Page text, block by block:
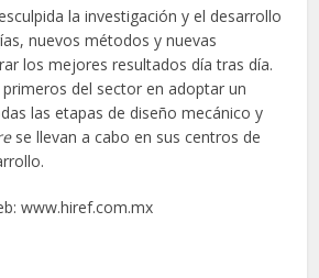
la investigación y el desarrollo
nuevos métodos y nuevas
los mejores resultados día tras día.
del sector en adoptar un
las etapas de diseño mecánico y
se llevan a cabo en sus centros de
www.hiref.com.mx